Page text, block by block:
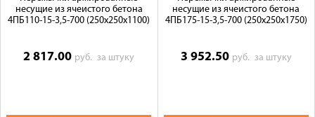
несущие из ячеистого бетона
4ПБ110-15-3,5-700 (250х250х1100)
2 817.00 руб.за штуку
несущие из ячеистого бетона
4ПБ175-15-3,5-700 (250х250х1750)
3 952.50 руб. за штуку